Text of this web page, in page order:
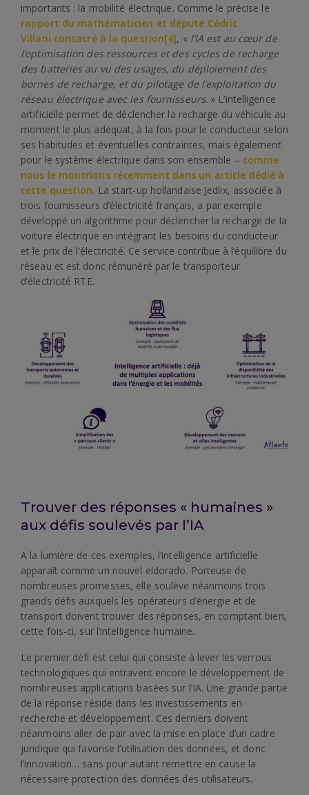
importants : la mobilité électrique. Comme le précise le
rapport du mathématicien et député Cédric
Villani consacré à la question[4], « l’IA est au cœur de
l’optimisation des ressources et des cycles de recharge
des batteries au vu des usages, du déploiement des
bornes de recharge, et du pilotage de l’exploitation du
réseau électrique avec les fournisseurs. » L’intelligence
artificielle permet de déclencher la recharge du véhicule au
moment le plus adéquat, à la fois pour le conducteur selon
ses habitudes et éventuelles contraintes, mais également
pour le système électrique dans son ensemble – comme
nous le montrions récemment dans un article dédié à
cette question. La start-up hollandaise Jedlix, associée à
trois fournisseurs d’électricité français, a par exemple
développé un algorithme pour déclencher la recharge de la
voiture électrique en intégrant les besoins du conducteur
et le prix de l’électricité. Ce service contribue à l’équilibre du
réseau et est donc rémunéré par le transporteur
d’électricité RTE.
Trouver des réponses « humaines »
aux défis soulevés par l’IA
A la lumière de ces exemples, l’intelligence artificielle
apparaît comme un nouvel eldorado. Porteuse de
nombreuses promesses, elle soulève néanmoins trois
grands défis auxquels les opérateurs d’énergie et de
transport doivent trouver des réponses, en comptant bien,
cette fois-ci, sur l’intelligence humaine.
Le premier défi est celui qui consiste à lever les verrous
technologiques qui entravent encore le développement de
nombreuses applications basées sur l’IA. Une grande partie
de la réponse réside dans les investissements en
recherche et développement. Ces derniers doivent
néanmoins aller de pair avec la mise en place d’un cadre
juridique qui favorise l’utilisation des données, et donc
l’innovation… sans pour autant remettre en cause la
nécessaire protection des données des utilisateurs.